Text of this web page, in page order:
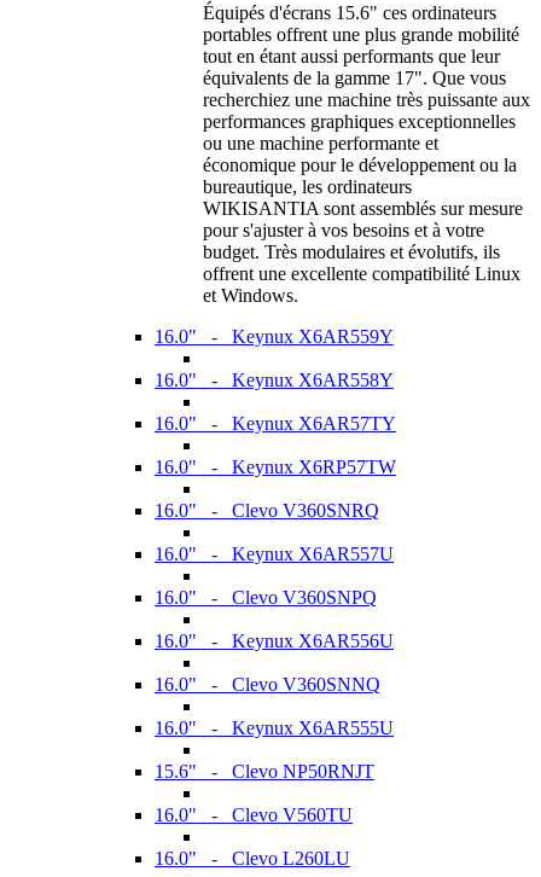
Équipés d'écrans 15.6" ces ordinateurs
portables offrent une plus grande mobilité
tout en étant aussi performants que leur
équivalents de la gamme 17". Que vous
recherchiez une machine très puissante aux
performances graphiques exceptionnelles
ou une machine performante et
économique pour le développement ou la
bureautique, les ordinateurs
WIKISANTIA sont assemblés sur mesure
pour s'ajuster à vos besoins et à votre
budget. Très modulaires et évolutifs, ils
offrent une excellente compatibilité Linux
et Windows.
16.0" - Keynux X6AR559Y
16.0" - Keynux X6AR558Y
16.0" - Keynux X6AR57TY
16.0" - Keynux X6RP57TW
16.0" - Clevo V360SNRQ
16.0" - Keynux X6AR557U
16.0" - Clevo V360SNPQ
16.0" - Keynux X6AR556U
16.0" - Clevo V360SNNQ
16.0" - Keynux X6AR555U
15.6" - Clevo NP50RNJT
16.0" - Clevo V560TU
16.0" - Clevo L260LU